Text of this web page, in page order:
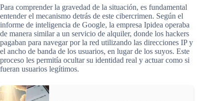
Para comprender la gravedad de la situación, es fundamental
entender el mecanismo detrás de este cibercrimen. Según el
informe de inteligencia de Google, la empresa Ipidea operaba
de manera similar a un servicio de alquiler, donde los hackers
pagaban para navegar por la red utilizando las direcciones IP y
el ancho de banda de los usuarios, en lugar de los suyos. Este
proceso les permitía ocultar su identidad real y actuar como si
fueran usuarios legítimos.